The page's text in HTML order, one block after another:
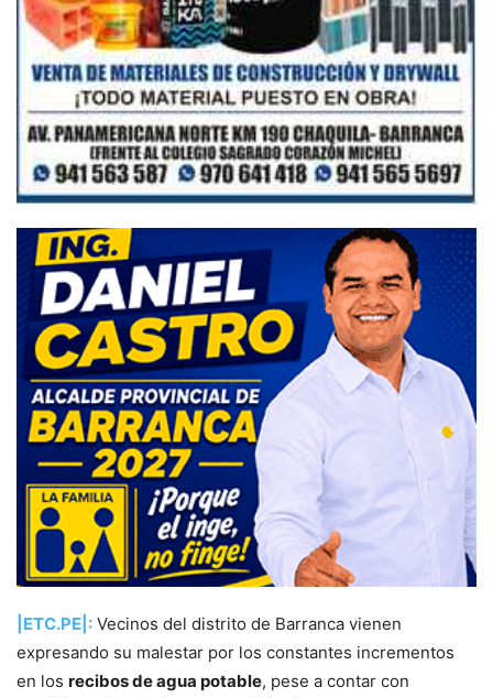
|ETC.PE|: Vecinos del distrito de Barranca vienen
expresando su malestar por los constantes incrementos
en los recibos de agua potable, pese a contar con